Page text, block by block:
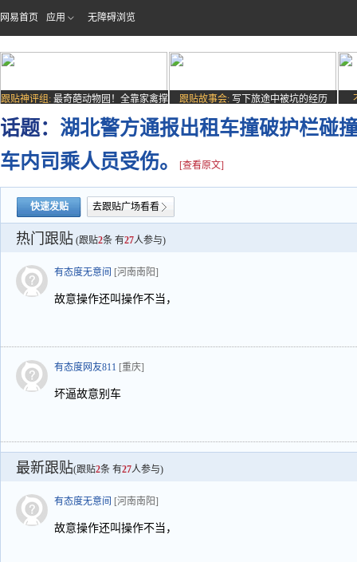
网易首页 应用 无障碍浏览
跟贴神评组: 最奇葩动物园！全靠家禽撑
场子
跟贴故事会: 写下旅途中被坑的经历
话题： 湖北警方通报出租车撞破护栏碰
车内司乘人员受伤。
[查看原文]
快速发贴 去跟贴广场看看
热门跟贴 (跟贴2条 有27人参与)
有态度无意间 [河南南阳]
故意操作还叫操作不当，
有态度网友811 [重庆]
坏逼故意别车
最新跟贴(跟贴2条 有27人参与)
有态度无意间 [河南南阳]
故意操作还叫操作不当，